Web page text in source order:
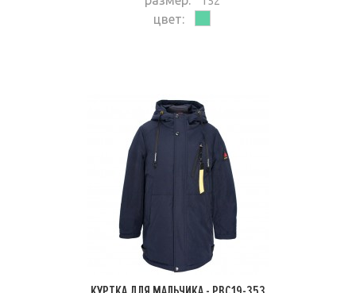
цвет: